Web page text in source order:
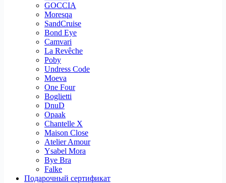
GOCCIA
Moresqa
SandCruise
Bond Eye
Camvari
La Revêche
Poby
Undress Code
Moeva
One Four
Boglietti
DnuD
Opaak
Chantelle X
Maison Close
Atelier Amour
Ysabel Mora
Bye Bra
Falke
Подарочный сертификат